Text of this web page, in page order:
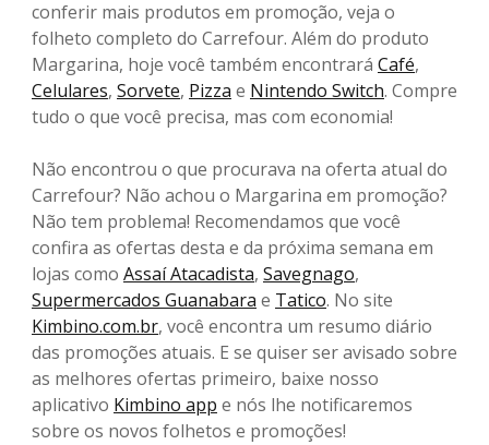
conferir mais produtos em promoção, veja o
folheto completo do Carrefour. Além do produto
Margarina, hoje você também encontrará Café,
Celulares, Sorvete, Pizza e Nintendo Switch. Compre
tudo o que você precisa, mas com economia!
Não encontrou o que procurava na oferta atual do
Carrefour? Não achou o Margarina em promoção?
Não tem problema! Recomendamos que você
confira as ofertas desta e da próxima semana em
lojas como Assaí Atacadista, Savegnago,
Supermercados Guanabara e Tatico. No site
Kimbino.com.br, você encontra um resumo diário
das promoções atuais. E se quiser ser avisado sobre
as melhores ofertas primeiro, baixe nosso
aplicativo Kimbino app e nós lhe notificaremos
sobre os novos folhetos e promoções!